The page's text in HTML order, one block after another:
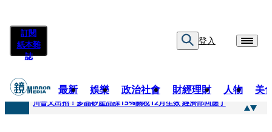
訂閱
紙本雜
誌
登入
最新 娛樂 政治社會 財經理財 人物 美
快訊
川普又出招！多晶矽產品課15%關稅12月生效 經濟部回應了